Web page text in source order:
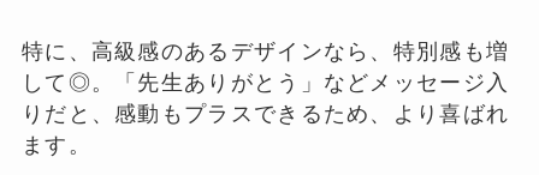
特に、高級感のあるデザインなら、特別感も増
して◎。「先生ありがとう」などメッセージ入
りだと、感動もプラスできるため、より喜ばれ
ます。